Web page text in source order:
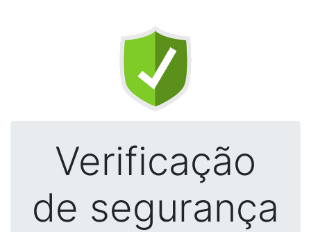
Verificação
de segurança